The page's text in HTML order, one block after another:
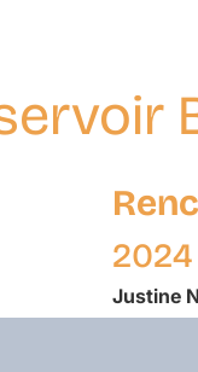
2024
Justine